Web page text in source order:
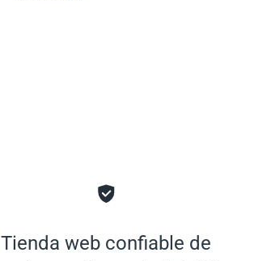
Tienda web confiable de